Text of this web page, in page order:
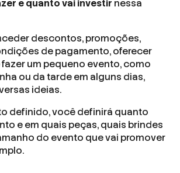
e quanto vai investir nessa
descontos, promoções,
de pagamento, oferecer
um pequeno evento, como
ou da tarde em alguns dias,
ideias.
definido, você definirá quanto
e em quais peças, quais brindes
do evento que vai promover